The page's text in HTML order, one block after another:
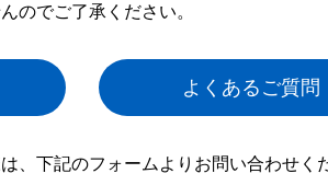
のでご了承ください。
よくあるご質問
、下記のフォームよりお問い合わせく